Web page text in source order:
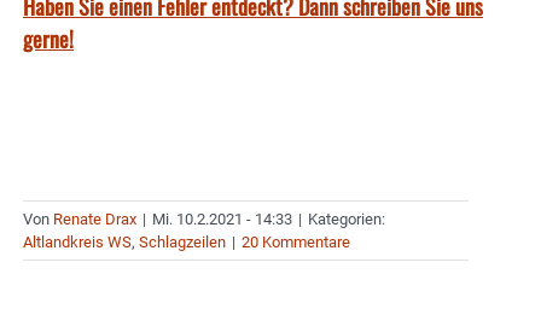
Haben Sie einen Fehler entdeckt? Dann schreiben Sie uns
gerne!
Von Renate Drax | Mi. 10.2.2021 - 14:33 | Kategorien:
Altlandkreis WS, Schlagzeilen | 20 Kommentare